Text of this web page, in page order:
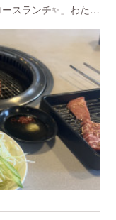
スランチ✨」わた…